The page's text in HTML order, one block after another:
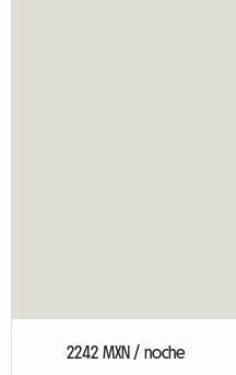
2242 MXN / noche